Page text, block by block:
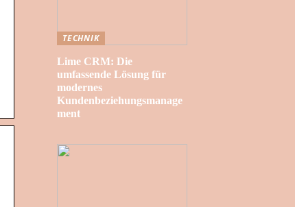
TECHNIK
Lime CRM: Die
umfassende Lösung für
modernes
Kundenbeziehungsmanage
ment